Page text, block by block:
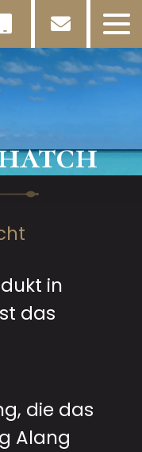
in
das
die das
Alang